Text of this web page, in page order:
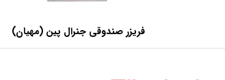
فریزر صندوقی جنرال پین (مهیان)
با ظرفیت 440 لیتر